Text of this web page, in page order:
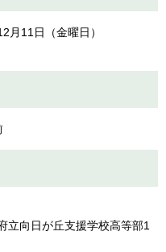
月11日（金曜日）
立向日が丘支援学校高等部1